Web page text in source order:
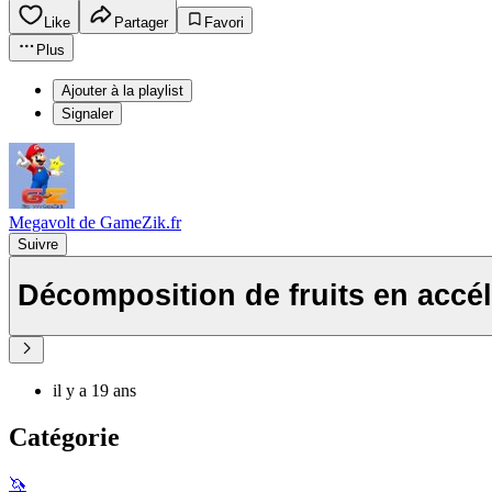
Like Partager
Favori
Plus
Ajouter à la playlist
Signaler
Megavolt de GameZik.fr
Suivre
Décomposition de fruits en
il y a 19 ans
Catégorie
🦄